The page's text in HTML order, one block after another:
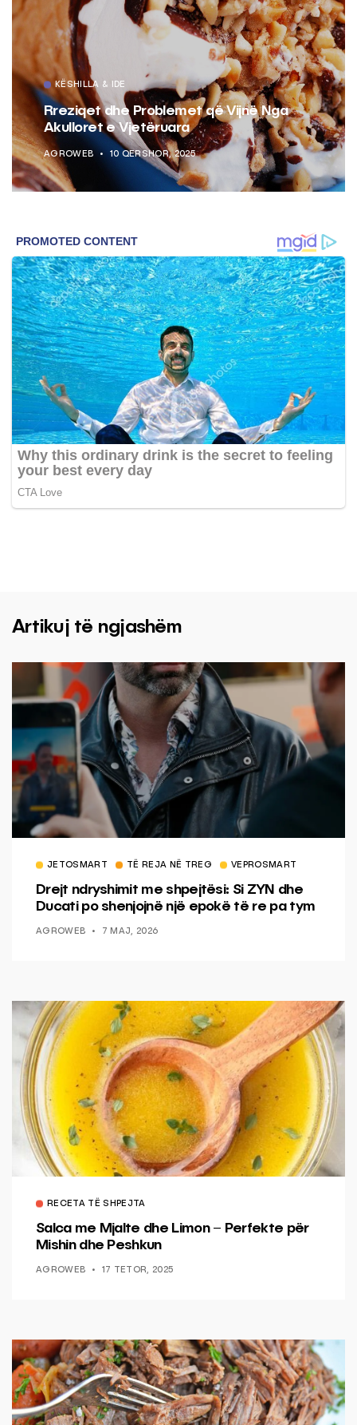
KËSHILLA & IDE
Rreziqet dhe Problemet që Vijnë Nga
Akulloret e Vjetëruara
AGROWEB 10 QERSHOR, 2025
Artikuj të ngjashëm
JETOSMART TË REJA NË TREG VEPROSMART
Drejt ndryshimit me shpejtësi: Si ZYN dhe
Ducati po shenjojnë një epokë të re pa tym
AGROWEB 7 MAJ, 2026
RECETA TË SHPEJTA
Salca me Mjalte dhe Limon – Perfekte për
Mishin dhe Peshkun
AGROWEB 17 TETOR, 2025